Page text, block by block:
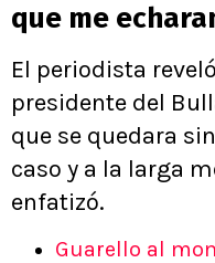
que me
El periodista
presidente del
que se quedara
caso y a la larga
enfatizó.
Guarello al